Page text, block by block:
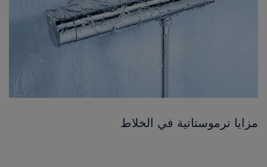
مزايا ترموستاتية في الخلاط